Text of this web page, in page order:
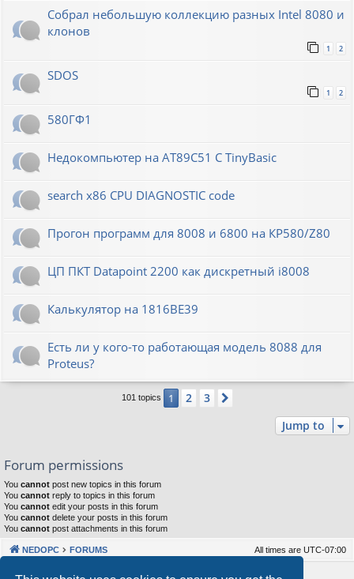
Собрал небольшую коллекцию разных Intel 8080 и
клонов
1 2
SDOS
1 2
580ГФ1
Недокомпьютер на AT89C51 C TinyBasic
search x86 CPU DIAGNOSTIC code
Прогон программ для 8008 и 6800 на КР580/Z80
ЦП ПКТ Datapoint 2200 как дискретный i8008
Калькулятор на 1816ВЕ39
Есть ли у кого-то работающая модель 8088 для
Proteus?
101 topics 1 2 3
Jump to
Forum permissions
You cannot post new topics in this forum
You cannot reply to topics in this forum
You cannot edit your posts in this forum
You cannot delete your posts in this forum
You cannot post attachments in this forum
NEDOPC FORUMS All times are UTC-07:00
Powered byphpBB® Forum Software © phpBB Limited